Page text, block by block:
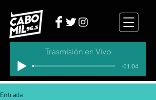
Trasmisión en Vivo
-01:04
Entrada